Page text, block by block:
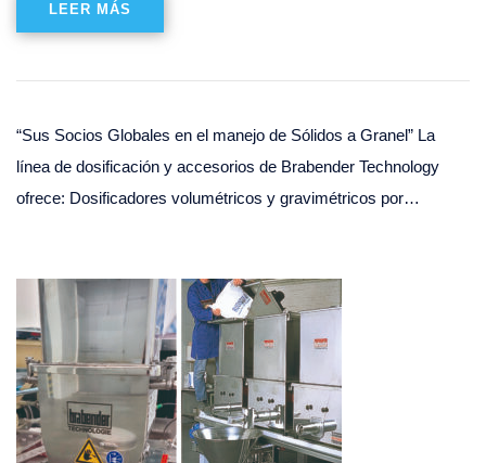
LEER MÁS
“Sus Socios Globales en el manejo de Sólidos a Granel” La
línea de dosificación y accesorios de Brabender Technology
ofrece: Dosificadores volumétricos y gravimétricos por…